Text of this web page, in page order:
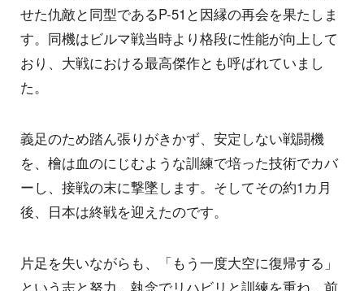
せた仇敵と同型であるP-51と因縁の再会を果たしま
す。同機はビルマ戦当時より格段に性能が向上して
おり、大戦における最高傑作とも呼ばれていまし
た。
義足のため踏ん張りがきかず、安定しない戦闘機
を、檜は血のにじむような訓練で培った技術でカバ
ーし、接戦の末に撃墜します。そしてその約1カ月
後、日本は終戦を迎えたのです。
片足を失いながらも、「もう一度大空に復帰する」